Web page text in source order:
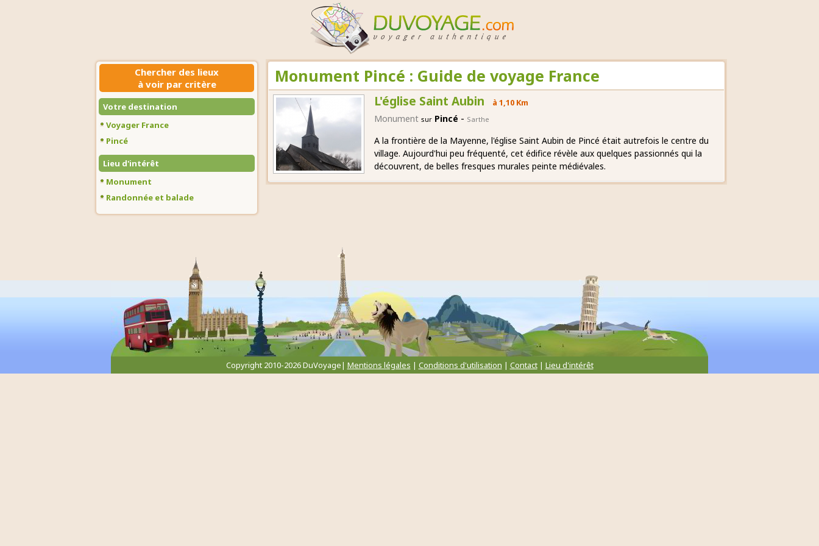
Chercher des lieux
à voir par critère
Votre destination
Voyager France
Pincé
Lieu d'intérêt
Monument
Randonnée et balade
Monument Pincé : Guide de voyage France
L'église Saint Aubin à 1,10 Km
Monument sur Pincé - Sarthe
A la frontière de la Mayenne, l'église Saint Aubin de Pincé était autrefois le centre du
village. Aujourd'hui peu fréquenté, cet édifice révèle aux quelques passionnés qui la
découvrent, de belles fresques murales peinte médiévales.
Copyright 2010-2026 DuVoyage| Mentions légales | Conditions d'utilisation | Contact| Lieu d'intérêt